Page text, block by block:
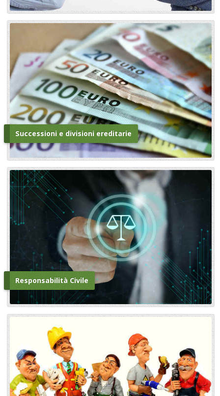
Successioni e divisioni ereditarie
Responsabilità Civile